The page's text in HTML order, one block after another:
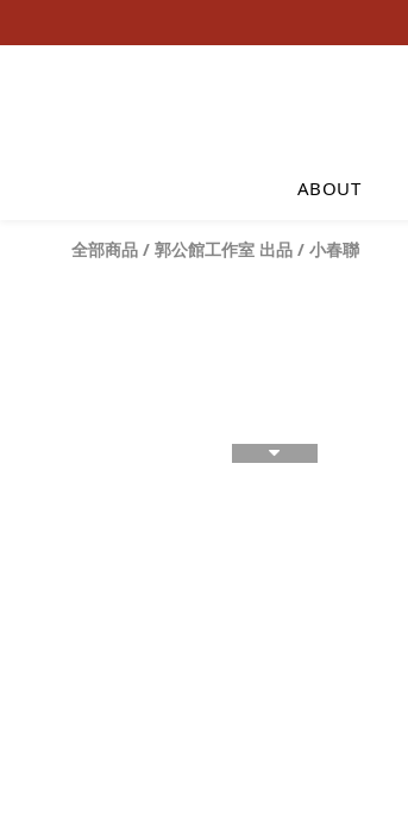
ABOUT
全部商品 / 郭公館工作室 出品 / 小春聯